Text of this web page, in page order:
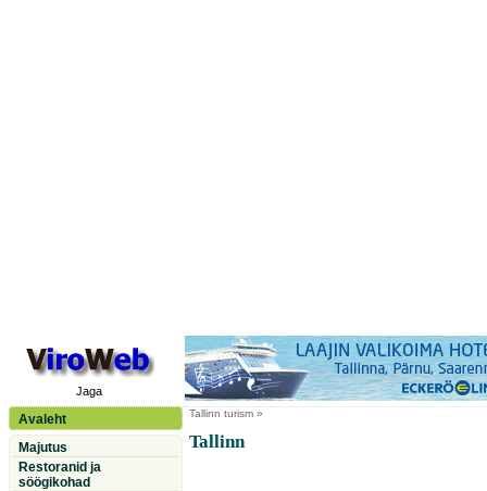
Jaga
Avaleht
Majutus
Restoranid ja
söögikohad
Tallinn turism »
Tallinn